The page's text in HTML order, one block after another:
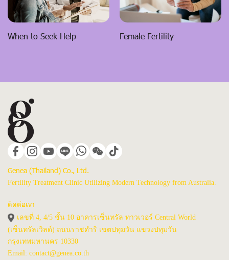
When to Seek Help Female Fertility
Genea (Thailand) Co., Ltd.
Fertility Treatment Clinic Utilizing Modern Technology from Australia.
ติดต่อเรา
เลขที่ 4, 4/5 ชั้น 10 อาคารเซ็นทรัล ทาวเวอร์ Central World
(เซ็นทรัลเวิลด์) ถนนราชดำริ เขตปทุมวัน แขวงปทุมวัน
กรุงเทพมหานคร 10330
Email: contact@genea.co.th